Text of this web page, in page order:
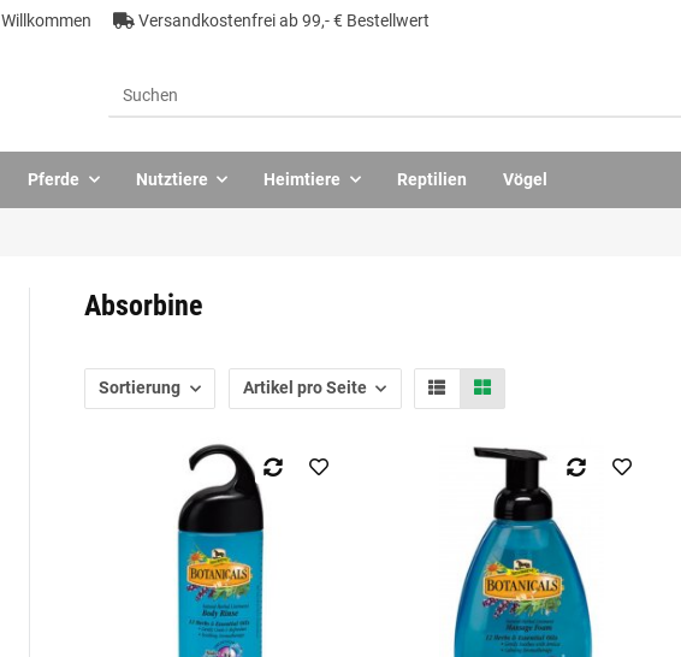
Willkommen Versandkostenfrei ab 99,- € Bestellwert
Pferde Nutztiere Heimtiere Reptilien Vögel
Absorbine
Sortierung Artikel pro Seite